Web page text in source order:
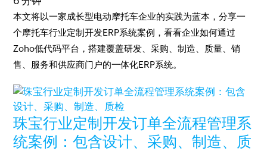
本文将以一家成长型电动摩托车企业的实践为蓝本，分享一
个摩托车行业定制开发ERP系统案例，看看企业如何通过
Zoho低代码平台，搭建覆盖研发、采购、制造、质量、销
售、服务和供应商门户的一体化ERP系统。
珠宝行业定制开发订单全流程管理系
统案例：包含设计、采购、制造、质